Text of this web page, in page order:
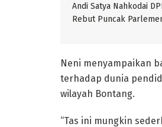
Andi Satya Nahkodai
Rebut Puncak
Neni menyampaikan
terhadap dunia
wilayah Bontang.
“Tas ini mungkin